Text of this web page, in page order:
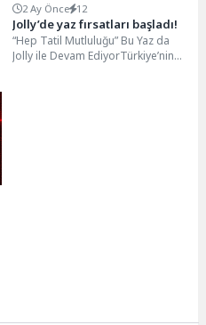
2 Ay Önce 12
Jolly’de yaz fırsatları başladı!
“Hep Tatil Mutluluğu” Bu Yaz da
Jolly ile Devam EdiyorTürkiye’nin